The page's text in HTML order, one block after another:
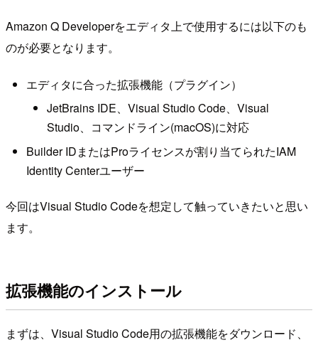
Amazon Q Developerをエディタ上で使用するには以下のも
のが必要となります。
エディタに合った拡張機能（プラグイン）
JetBrains IDE、Visual Studio Code、Visual
Studio、コマンドライン(macOS)に対応
Builder IDまたはProライセンスが割り当てられたIAM
Identity Centerユーザー
今回はVisual Studio Codeを想定して触っていきたいと思い
ます。
拡張機能のインストール
まずは、Visual Studio Code用の拡張機能をダウンロード、